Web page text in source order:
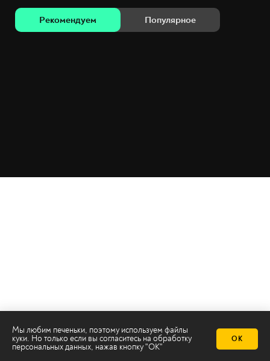
Рекомендуем Популярное
Мы любим печеньки, поэтому используем файлы
куки. Но только если вы согласитесь на обработку
персональных данных, нажав кнопку "ОК"
ОК
Телеканал 2х2
Онлайн-эфир